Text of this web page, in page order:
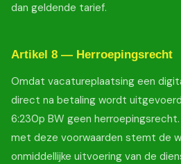
dan geldende tarief.
Artikel 8 — Herroepingsrecht
Omdat vacatureplaatsing een
direct na betaling wordt
6:230p BW geen
met deze voorwaarden stemt de
onmiddellijke uitvoering van de